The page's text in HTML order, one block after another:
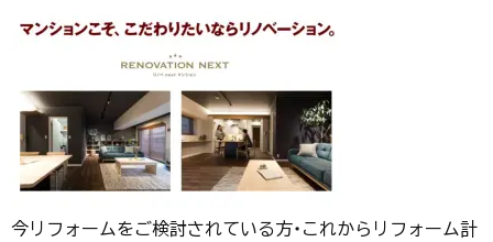
今リフォームをご検討されている方・これからリフォーム計